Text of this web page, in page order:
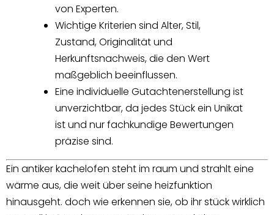
von Experten.
Wichtige Kriterien sind Alter, Stil,
Zustand, Originalität und
Herkunftsnachweis, die den Wert
maßgeblich beeinflussen.
Eine individuelle Gutachtenerstellung ist
unverzichtbar, da jedes Stück ein Unikat
ist und nur fachkundige Bewertungen
präzise sind.
Ein antiker kachelofen steht im raum und strahlt eine
wärme aus, die weit über seine heizfunktion
hinausgeht. doch wie erkennen sie, ob ihr stück wirklich